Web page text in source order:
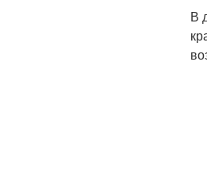
В